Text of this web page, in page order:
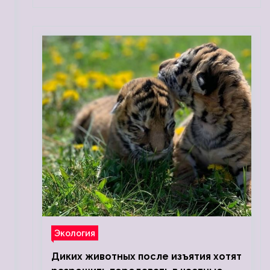
Экология
Диких животных после изъятия хотят